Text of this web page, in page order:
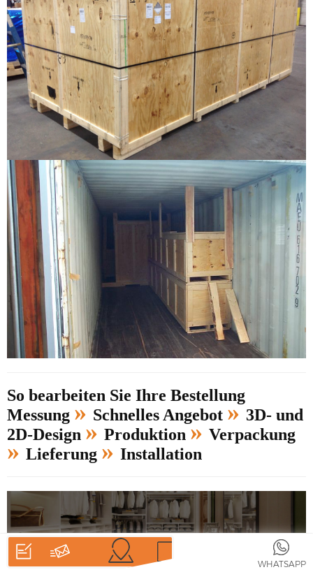
So bearbeiten Sie Ihre Bestellung
Messung » Schnelles Angebot »3D- und
2D-Design » Produktion » Verpackung
» Lieferung » Installation
HEIM PRODUKTE WHATSAPP